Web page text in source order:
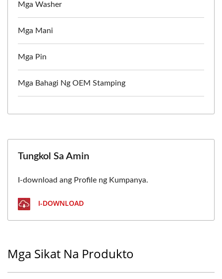
Mga Washer
Mga Mani
Mga Pin
Mga Bahagi Ng OEM Stamping
Tungkol Sa Amin
I-download ang Profile ng Kumpanya.
I-DOWNLOAD
Mga Sikat Na Produkto